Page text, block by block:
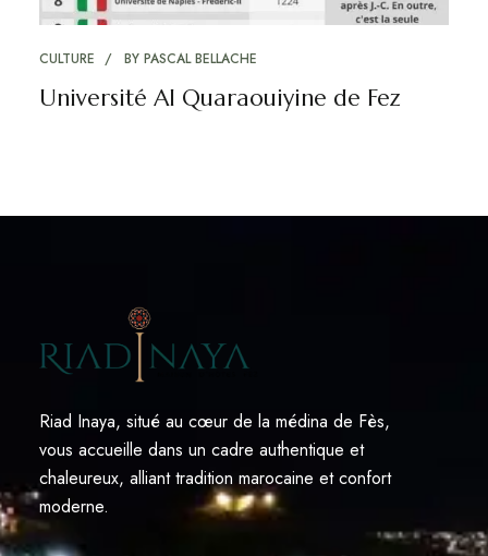
CULTURE BY PASCAL BELLACHE
Université Al Quaraouiyine de Fez
Riad Inaya, situé au cœur de la médina de Fès,
vous accueille dans un cadre authentique et
chaleureux, alliant tradition marocaine et confort
moderne.